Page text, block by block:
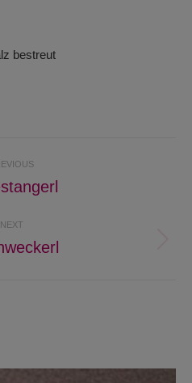
bestreut
Previous
NEXT
Next